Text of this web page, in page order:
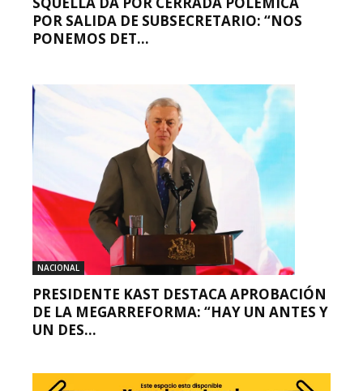
POR SALIDA DE SUBSECRETARIO: “NOS
PONEMOS DET...
NACIONAL
PRESIDENTE KAST DESTACA APROBACIÓN
DE LA MEGARREFORMA: “HAY UN ANTES Y
UN DES...